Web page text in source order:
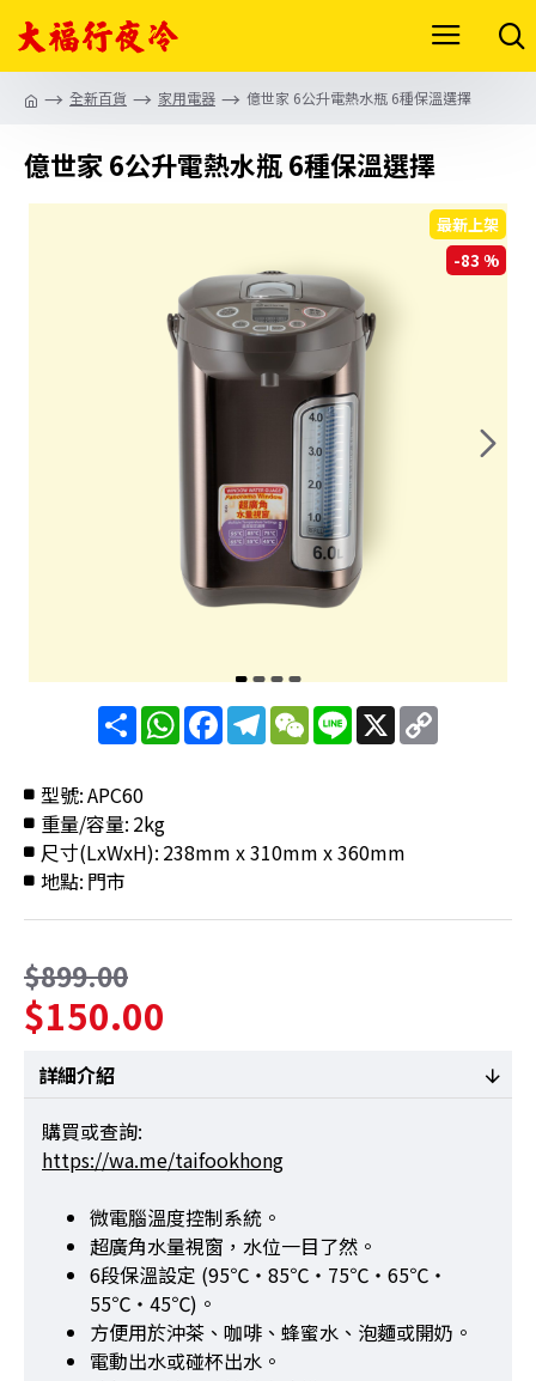
全新百貨 家用電器 億世家 6公升電熱水瓶 6種保溫選擇
億世家 6公升電熱水瓶 6種保溫選擇
最新上架
-83 %
分
享
WhatsAppFacebookTelegram
WeChat
Line X Copy
Link
型號:APC60
重量/容量: 2kg
尺寸(LxWxH): 238mm x 310mm x 360mm
地點: 門市
$150.00
$899.00
詳細介紹
購買或查詢:
https://wa.me/taifookhong
微電腦溫度控制系統。
超廣角水量視窗，水位一目了然。
6段保溫設定 (95℃・85℃・75℃・65℃・
55℃・45℃)。
方便用於沖茶、咖啡、蜂蜜水、泡麵或開奶。
電動出水或碰杯出水。